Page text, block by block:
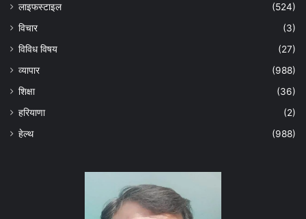
लाइफस्टाइल
(524)
विचार
(3)
विविध विषय
(27)
व्यापार
(988)
शिक्षा
(36)
हरियाणा
(2)
हेल्‍थ
(988)